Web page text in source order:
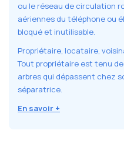
ou le réseau de circulation
aériennes du téléphone ou
bloqué et inutilisable.
Propriétaire, locataire,
Tout propriétaire est tenu
arbres qui dépassent chez
séparatrice.
En savoir +